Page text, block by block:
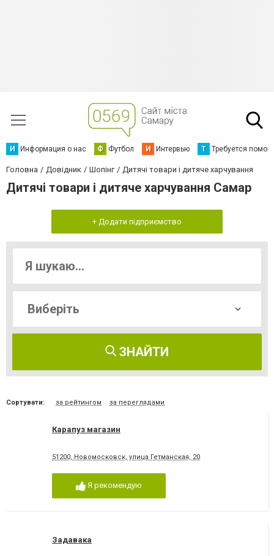
И Информация о нас Ф Футбол И Интервью Т Требуется
Головна Довідник Шопінг Дитячі товари і дитяче харчування
Дитячі товари і дитяче харчування Самар
+ Додати підприємство
ЗНАЙТИ
Сортувати: за рейтингом за переглядами
Карапуз магазин
51200, Новомосковск, улица Гетманская, 20
Я рекомендую
Задавака